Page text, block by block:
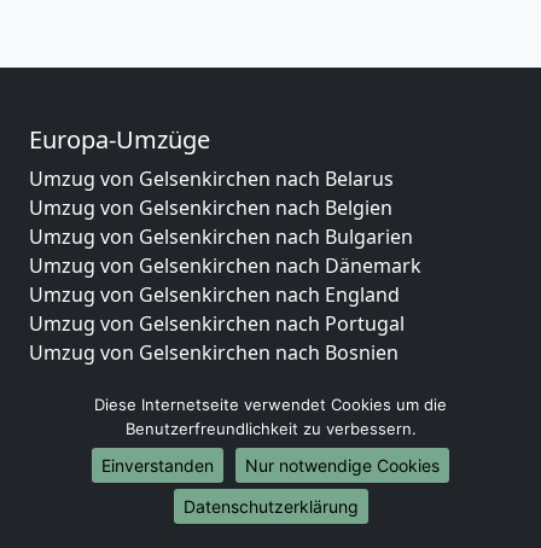
Europa-Umzüge
Umzug von Gelsenkirchen nach Belarus
Umzug von Gelsenkirchen nach Belgien
Umzug von Gelsenkirchen nach Bulgarien
Umzug von Gelsenkirchen nach Dänemark
Umzug von Gelsenkirchen nach England
Umzug von Gelsenkirchen nach Portugal
Umzug von Gelsenkirchen nach Bosnien
Umzug von Gelsenkirchen nach Irland
Umzug von Gelsenkirchen nach Lettland
Umzug von Gelsenkirchen nach Zypern
Umzug von Gelsenkirchen nach Kroatien
Umzug von Gelsenkirchen nach Estland
Diese Internetseite verwendet Cookies um die
Benutzerfreundlichkeit zu verbessern.
Einverstanden
Nur notwendige Cookies
Datenschutzerklärung